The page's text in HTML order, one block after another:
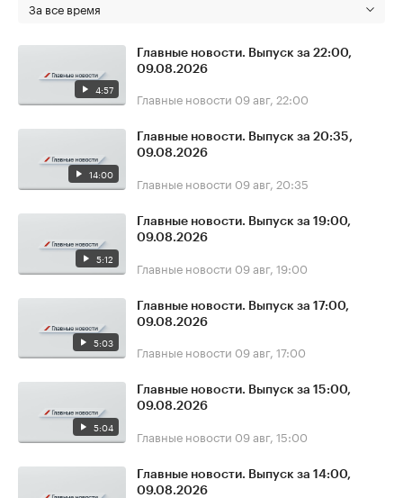
За все время
4:57
Главные новости. Выпуск за 22:00,
09.08.2026
Главные новости 09 авг, 22:00
14:00
Главные новости. Выпуск за 20:35,
09.08.2026
Главные новости 09 авг, 20:35
5:12
Главные новости. Выпуск за 19:00,
09.08.2026
Главные новости 09 авг, 19:00
5:03
Главные новости. Выпуск за 17:00,
09.08.2026
Главные новости 09 авг, 17:00
5:04
Главные новости. Выпуск за 15:00,
09.08.2026
Главные новости 09 авг, 15:00
Главные новости. Выпуск за 14:00,
09.08.2026